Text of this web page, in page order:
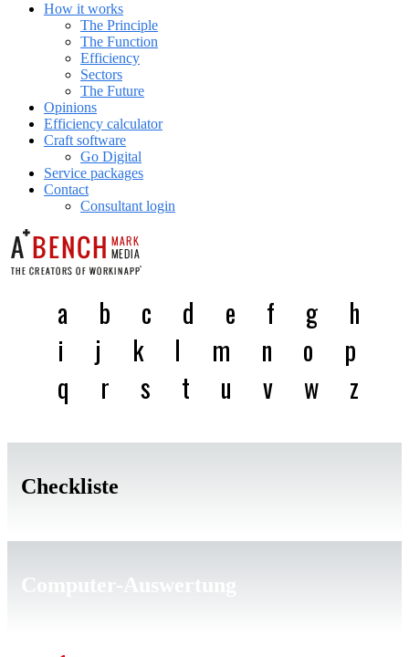
How it works
The Principle
The Function
Efficiency
Sectors
The Future
Opinions
Efficiency calculator
Craft software
Go Digital
Service packages
Contact
Consultant login
a b c d e f g
h
i
j k l m n o
p
q
r s t u v w z
Checkliste
Computer-Auswertung